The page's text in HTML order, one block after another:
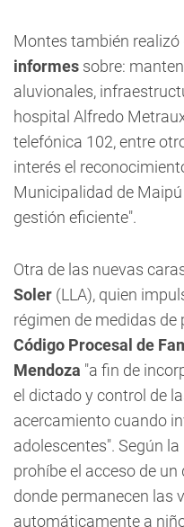
Montes también realizó
informes sobre:
aluvionales,
hospital Alfredo
telefónica 102, entre
interés el
Municipalidad de
gestión eficiente".
Otra de las nuevas
Soler (LLA), quien
régimen de medidas de
Código Procesal de
Mendoza "a fin de
el dictado y control de
acercamiento cuando
adolescentes". Según
prohíbe el acceso de
donde permanecen las
automáticamente a